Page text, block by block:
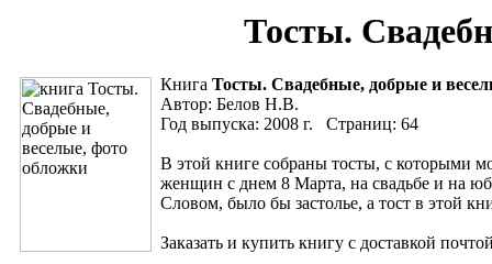
Тосты.
Книга Тосты. Свадебные, добрые и
Автор: Белов Н.В.
Год выпуска: 2008 г. Страниц: 64
В этой книге собраны тосты, с которыми
женщин с днем 8 Марта, на свадьбе и на
Словом, было бы застолье, а тост в этой
Заказать и купить книгу с доставкой